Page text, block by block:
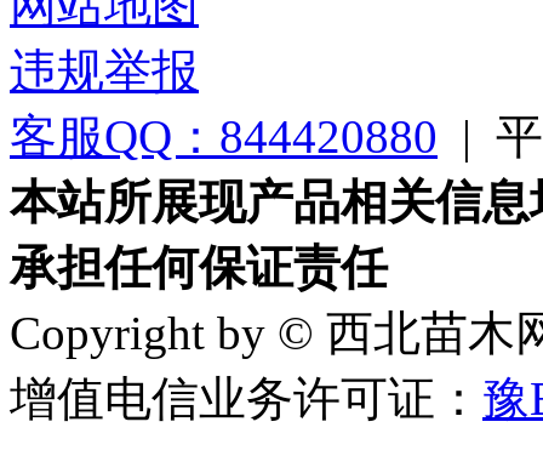
违规举报
客服QQ：844420880 |
本站所展现产品相关信
承担任何保证责任
Copyright by © 西北苗木
增值电信业务许可证： 豫